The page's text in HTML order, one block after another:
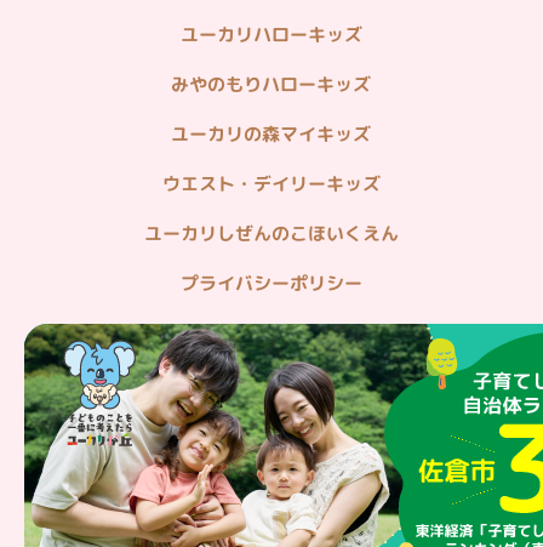
ユーカリハローキッズ
みやのもりハローキッズ
ユーカリの森マイキッズ
ウエスト・デイリーキッズ
ユーカリしぜんのこほいくえん
プライバシーポリシー